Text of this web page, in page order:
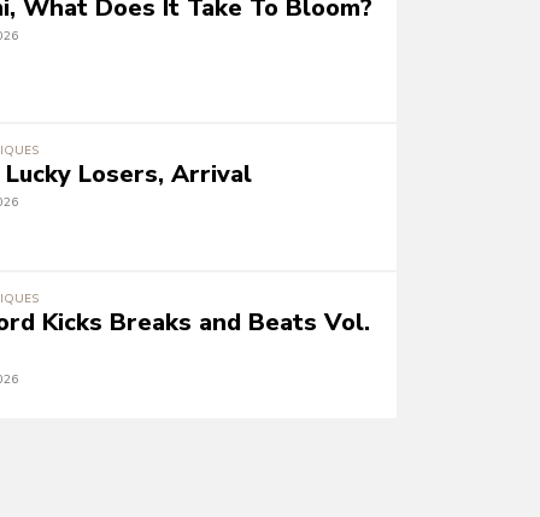
What Does It Take To Bloom?
Lucky Losers, Arrival
Kicks Breaks and Beats Vol.